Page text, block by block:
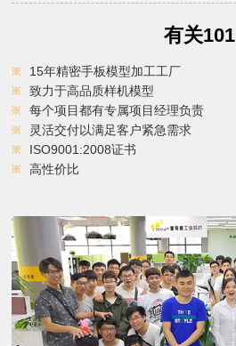
有关101
15年精密手板模型加工工厂
致力于高品质样机模型
每个项目都有专属项目经理负责
灵活交付以满足客户紧急需求
ISO9001:2008证书
高性价比